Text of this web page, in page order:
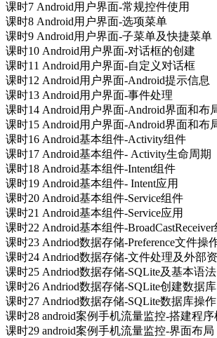
课时7 Android用户界面-常规控件使用
课时8 Android用户界面-选项菜单
课时9 Android用户界面-子菜单及快捷菜单
课时10 Android用户界面-对话框的创建
课时11 Android用户界面-自定义对话框
课时12 Android用户界面-Android提示信息
课时13 Android用户界面-事件处理
课时14 Android用户界面-Android界面和布
课时15 Android用户界面-Android界面和布
课时16 Android基本组件-Activity组件
课时17 Android基本组件- Activity生命周期
课时18 Android基本组件-Intent组件
课时19 Android基本组件- Intent应用
课时20 Android基本组件-Service组件
课时21 Android基本组件-Service应用
课时22 Android基本组件-
课时23 Andriod数据存储-Preference文件操
课时24 Andriod数据存储-文件处理及外部
课时25 Andriod数据存储-SQLite及基本语法
课时26 Andriod数据存储-SQLite创建数据库
课时27 Andriod数据存储-SQLite数据库操作
课时28 android案例手机流量监控-搭建程序
课时29 android案例手机流量监控-界面布局